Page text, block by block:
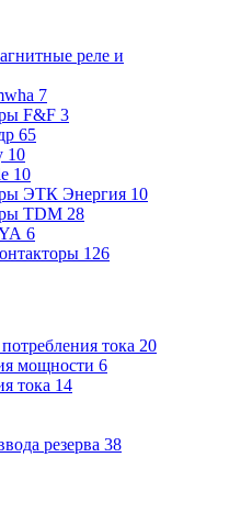
реле и
7
F&F 3
65
10
10
ЭТК Энергия 10
TDM 28
6
126
тока 20
мощности 6
тока 14
резерва 38